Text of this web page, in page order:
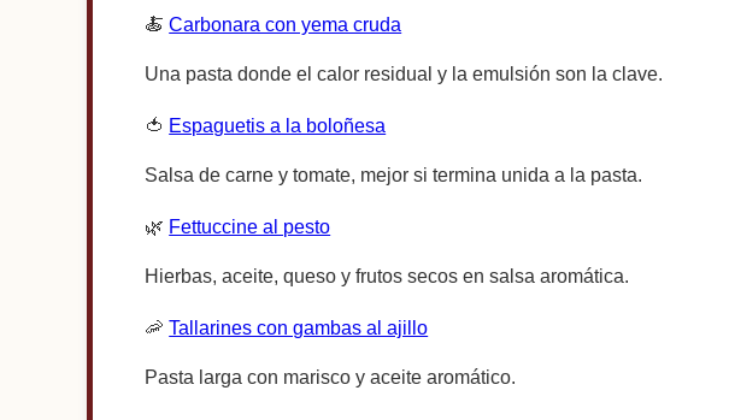
🍝Carbonara con yema cruda
Una pasta donde el calor residual y la emulsión son la clave.
🍅 Espaguetis a la boloñesa
Salsa de carne y tomate, mejor si termina unida a la pasta.
🌿 Fettuccine al pesto
Hierbas, aceite, queso y frutos secos en salsa aromática.
🦐Tallarines con gambas al ajillo
Pasta larga con marisco y aceite aromático.